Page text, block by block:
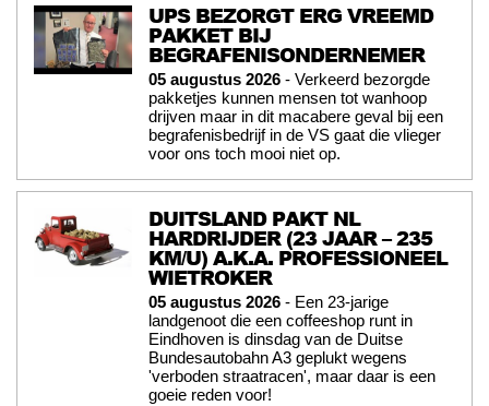
UPS BEZORGT ERG VREEMD
PAKKET BIJ
BEGRAFENISONDERNEMER
05 augustus 2026 - Verkeerd bezorgde
pakketjes kunnen mensen tot wanhoop
drijven maar in dit macabere geval bij een
begrafenisbedrijf in de VS gaat die vlieger
voor ons toch mooi niet op.
DUITSLAND PAKT NL
HARDRIJDER (23 JAAR – 235
KM/U) A.K.A. PROFESSIONEEL
WIETROKER
05 augustus 2026 - Een 23-jarige
landgenoot die een coffeeshop runt in
Eindhoven is dinsdag van de Duitse
Bundesautobahn A3 geplukt wegens
'verboden straatracen', maar daar is een
goeie reden voor!